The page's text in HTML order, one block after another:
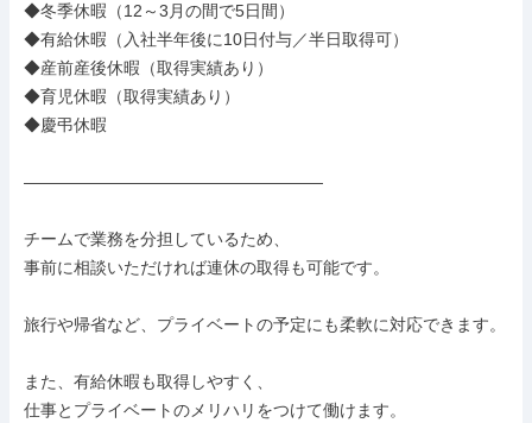
◆冬季休暇（12～3月の間で5日間）
◆有給休暇（入社半年後に10日付与／半日取得可）
◆産前産後休暇（取得実績あり）
◆育児休暇（取得実績あり）
◆慶弔休暇
――――――――――――――――――
チームで業務を分担しているため、
事前に相談いただければ連休の取得も可能です。
旅行や帰省など、プライベートの予定にも柔軟に対応できます。
また、有給休暇も取得しやすく、
仕事とプライベートのメリハリをつけて働けます。